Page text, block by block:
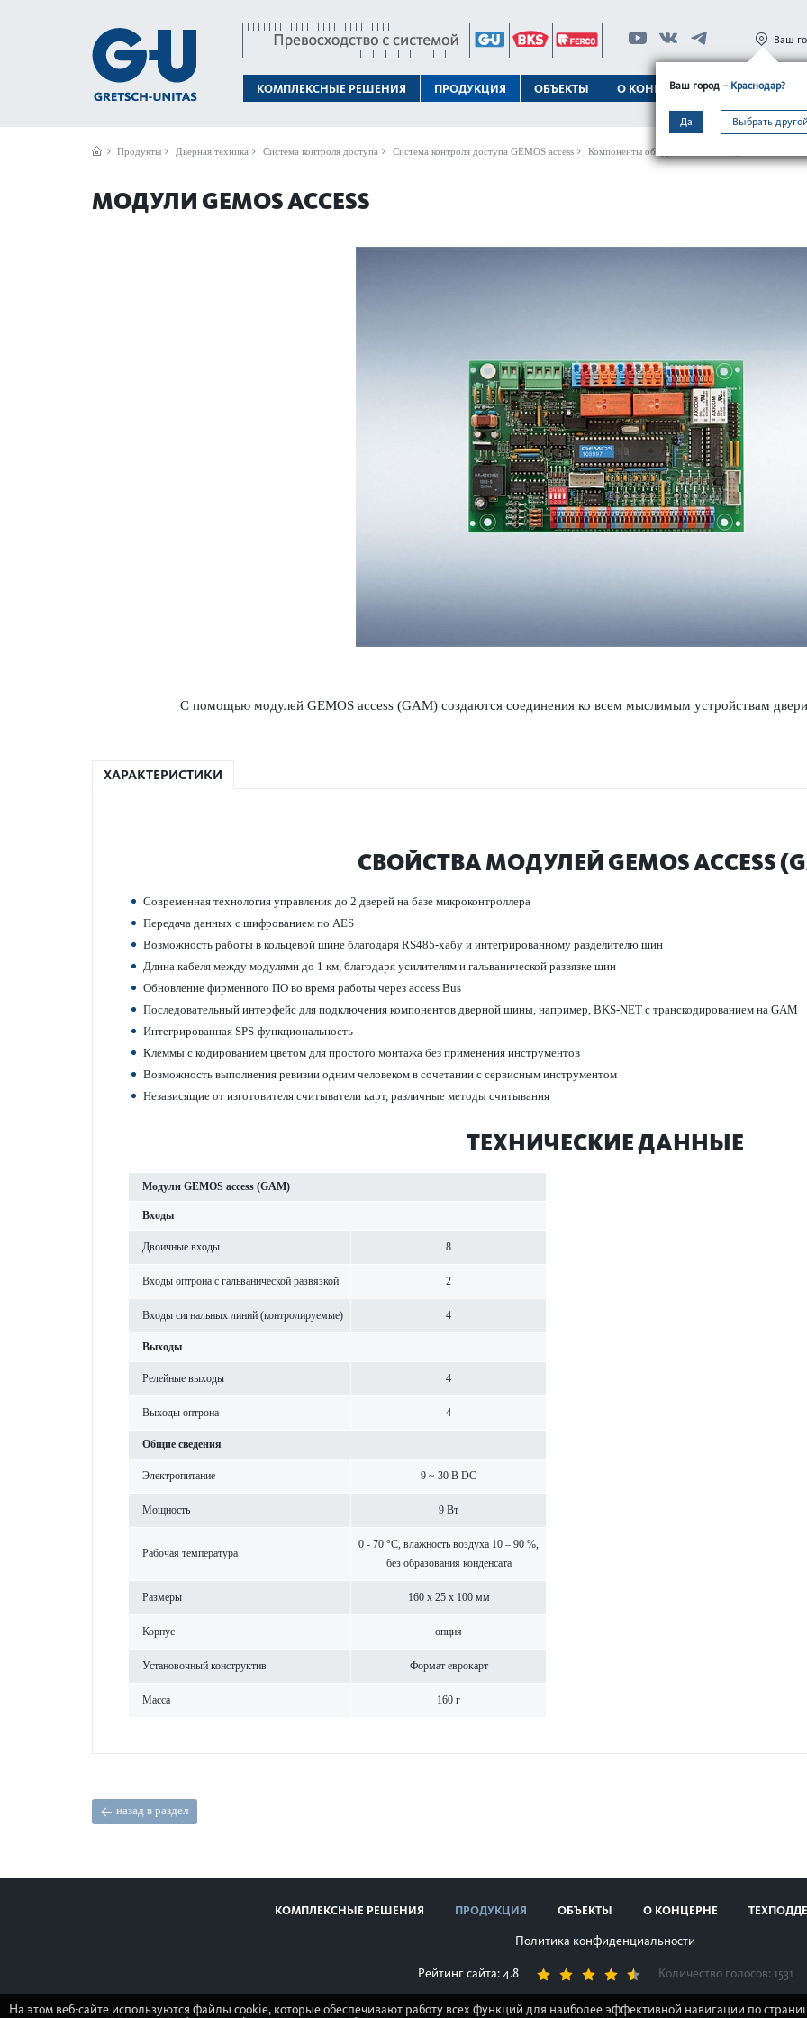
КОМПЛЕКСНЫЕ РЕШЕНИЯ ПРОДУКЦИЯ ОБЪЕКТЫ О КОНЦЕРНЕВаш город – Краснодар?
Да Выбрать
Ваш
Продукты Дверная техника Система контроля доступа Система контроля доступа GEMOS access Компоненты оборудования
МОДУЛИ GEMOS ACCESS
С помощью модулей GEMOS access (GAM) созд­аются соединения ко всем мыслимым устройствам
ХАРАКТЕРИСТИКИ
СВОЙСТВА МОДУЛЕЙ GEMOS ACCESS
Современная технол­огия управ­ления до 2 дверей на базе мик­р­о­контроллера
Пер­едача данных с шифр­ованием по AES
Возможность работы в кольцевой шине благодаря RS485-хабу и интегриро­ванному разделителю шин
Длина кабеля между моду­лями до 1 км, благодаря усилителям и гальванической развязке шин
Обнов­ление фирменного ПО во время работы через access Bus
Пос­л­едо­вательный интерфейс для под­ключения компонентов дверной шины, например, BKS-NET с транс­кодированием на GAM
Интегриро­ванная SPS-функцио­н­альность
Клеммы с кодированием цветом для про­с­того монтажа без применения инструментов
Возможность вып­олнения рев­изии одним человеком в сочет­ании с серв­исным инструментом
Неза­в­исящие от изготовителя считыватели карт, различные методы считывания
ТЕХНИЧЕСКИЕ ДАННЫЕ
Модули GEMOS access (GAM)
Входы
Двоичные входы 8
Входы оптрона с гальванической развязкой 2
Входы сигнальных линий (контролируемые) 4
Выходы
Рел­ейные выходы 4
Выходы оптрона 4
Общие сведения
Электропитание 9 ~ 30 В DC
Мощность 9 Вт
Рабочая темпер­атура
0 - 70 °C, влажность воздуха 10 – 90 %,
без обра­зования конденсата
Размеры 160 x 25 x 100 мм
Корпус опция
Установочный конструктив Формат евр­окарт
Масса 160 г
назад в раздел
КОМПЛЕКСНЫЕ РЕШЕНИЯ ПРОДУКЦИЯ ОБЪЕКТЫ О КОНЦЕРНЕ
Политика конфиденциальности
Рейтинг сайта: 4.8 Количество голосов: 1531
На этом веб-сайте используются файлы cookie, которые обеспечивают работу всех функций для наиболее эффективной навигации по